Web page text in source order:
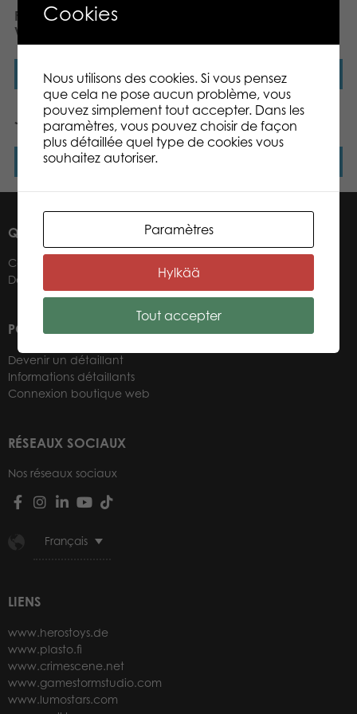
France Quiz Junior
Voyage
Lire la suite Lire la suite
Jeu de cartes Lumo Stars
Lire la suite
Lumo Stars 3 en 1
QUI SOMMES-NOUS ?
Contacts
Détaillants
POUR NOS DÉTAILLANTS
Devenir un détaillant
Informations détaillants
Connexion boutique web
RÉSEAUX SOCIAUX
Nos réseaux sociaux
Français
LIENS
www.herostoys.de
www.plasto.fi
www.crimescene.net
www.gamestormstudio.com
www.lumostars.com
Cookies
Nous utilisons des cookies. Si vous pensez
que cela ne pose aucun problème, vous
pouvez simplement tout accepter. Dans les
paramètres, vous pouvez choisir de façon
plus détaillée quel type de cookies vous
souhaitez autoriser.
Paramètres
Hylkää
Tout accepter